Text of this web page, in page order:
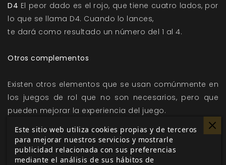
D4 El peor dado es el rojo, que tiene cuatro lados, por
lo que se llama D4. Cuando lo lances,
te dará como resultado un número del 1 al 4.
Otros complementos
Existen otros elementos que se usan comúnmente en
los juegos de rol que no son necesarios, pero que
pueden mejorar la experiencia del juego.
Pantalla del Director de juego
Este sitio web utiliza cookies propias y de terceros
para mejorar nuestros servicios y mostrarle
publicidad relacionada con sus preferencias
mediante el análisis de sus hábitos de